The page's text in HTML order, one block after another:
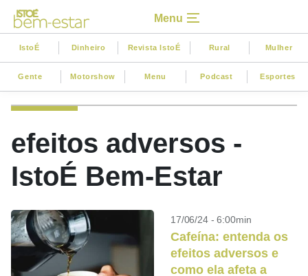
Menu
IstoÉ Dinheiro Revista IstoÉ Rural Mulher
Gente Motorshow Menu Podcast Esportes
efeitos adversos -
IstoÉ Bem-Estar
17/06/24 - 6:00min
Cafeína: entenda os
efeitos adversos e
como ela afeta a